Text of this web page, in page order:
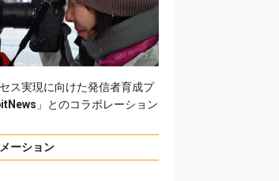
ス実現に向けた発信者育成プ
」とのコラボレーション
ーション